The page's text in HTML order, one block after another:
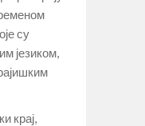
су
језиком,
крај,